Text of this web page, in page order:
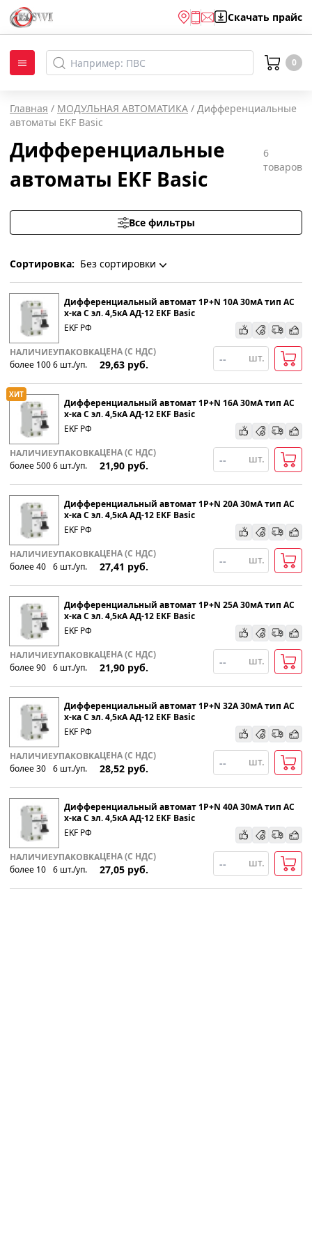
Скачать прайс
0
Главная / МОДУЛЬНАЯ АВТОМАТИКА / Дифференциальные
автоматы EKF Basic
Дифференциальные
автоматы EKF Basic
6
товаров
Все фильтры
Сортировка: Без сортировки
Без сортировки
По наименованию
Популярности
Возрастанию цены
Убыванию цены
Дифференциальный автомат 1P+N 10А 30мА тип АС
х-ка C эл. 4,5кА АД-12 EKF Basic
EKF РФ
НАЛИЧИЕ
более 100
УПАКОВКА
6 шт./уп.
ЦЕНА (С НДС)
29,63 руб.
шт.
ХИТ
Дифференциальный автомат 1P+N 16А 30мА тип АС
х-ка C эл. 4,5кА АД-12 EKF Basic
EKF РФ
НАЛИЧИЕ
более 500
УПАКОВКА
6 шт./уп.
ЦЕНА (С НДС)
21,90 руб.
шт.
Дифференциальный автомат 1P+N 20А 30мА тип АС
х-ка C эл. 4,5кА АД-12 EKF Basic
EKF РФ
НАЛИЧИЕ
более 40
УПАКОВКА
6 шт./уп.
ЦЕНА (С НДС)
27,41 руб.
шт.
Дифференциальный автомат 1P+N 25А 30мА тип АС
х-ка C эл. 4,5кА АД-12 EKF Basic
EKF РФ
НАЛИЧИЕ
более 90
УПАКОВКА
6 шт./уп.
ЦЕНА (С НДС)
21,90 руб.
шт.
Дифференциальный автомат 1P+N 32А 30мА тип АС
х-ка C эл. 4,5кА АД-12 EKF Basic
EKF РФ
НАЛИЧИЕ
более 30
УПАКОВКА
6 шт./уп.
ЦЕНА (С НДС)
28,52 руб.
шт.
Дифференциальный автомат 1P+N 40А 30мА тип АС
х-ка C эл. 4,5кА АД-12 EKF Basic
EKF РФ
НАЛИЧИЕ
более 10
УПАКОВКА
6 шт./уп.
ЦЕНА (С НДС)
27,05 руб.
шт.